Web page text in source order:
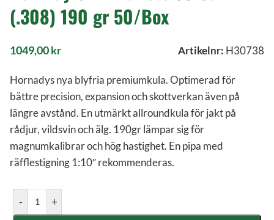
(.308) 190 gr 50/Box
1049,00kr Artikelnr: H30738
Hornadys nya blyfria premiumkula. Optimerad för
bättre precision, expansion och skottverkan även på
längre avstånd. En utmärkt allroundkula för jakt på
rådjur, vildsvin och älg. 190gr lämpar sig för
magnumkalibrar och hög hastighet. En pipa med
räfflestigning 1:10″ rekommenderas.
- +